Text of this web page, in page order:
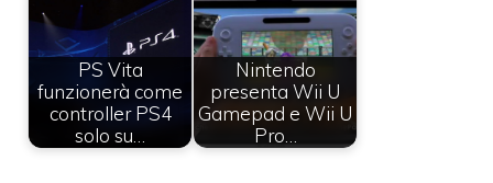
PS Vita
funzionerà come
controller PS4
solo su…
Nintendo
presenta Wii U
Gamepad e Wii U
Pro…